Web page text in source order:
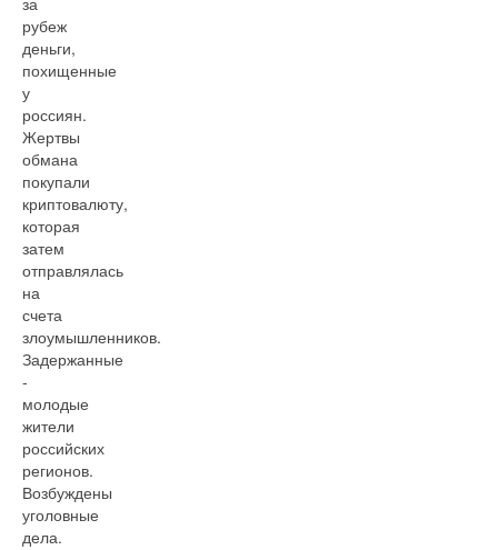
рубеж
деньги,
похищенные
у
россиян.
Жертвы
обмана
покупали
криптовалюту,
которая
затем
отправлялась
на
счета
злоумышленников.
Задержанные
-
молодые
жители
российских
регионов.
Возбуждены
уголовные
дела.